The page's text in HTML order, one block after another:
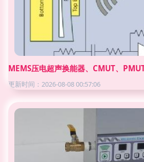
MEMS压电超声换能器、CMUT、
更新时间：2026-08-08 00:57:06